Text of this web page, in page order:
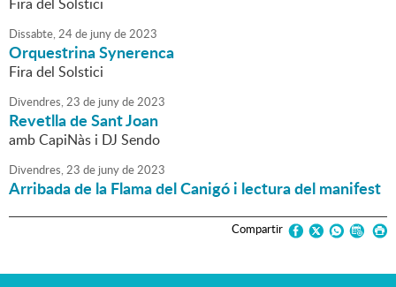
Dissabte,24de junyde2023
Orquestrina Synerenca
Fira del Solstici
Divendres,23 de junyde2023
Revetlla de Sant Joan
amb CapiNàs i DJ Sendo
Divendres,23 de junyde2023
Arribada de la Flama del Canigó i lectura del manifest
Compartir